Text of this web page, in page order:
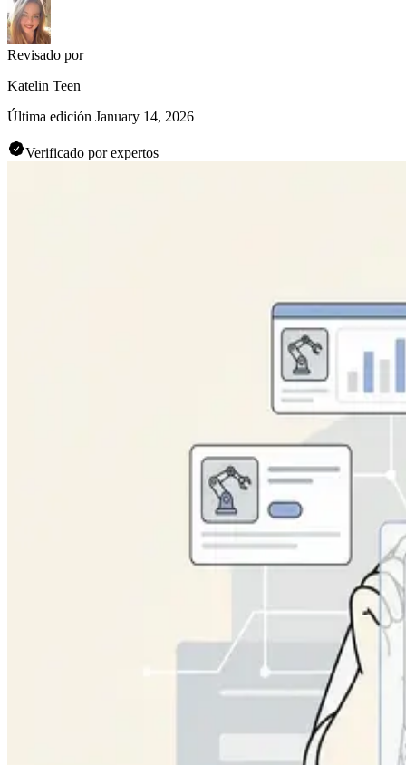
Revisado por
Katelin Teen
Última edición January 14, 2026
Verificado por expertos